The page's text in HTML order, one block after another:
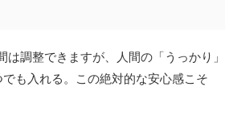
調整できますが、人間の「うっかり」
も入れる。この絶対的な安心感こそ